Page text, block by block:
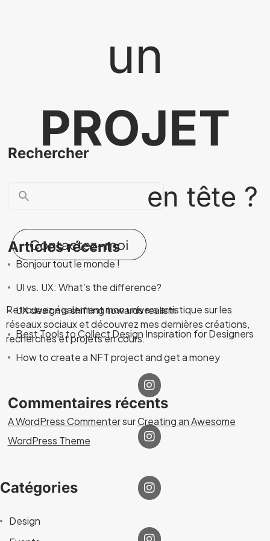
Rechercher
Articles récents
Bonjour tout le monde !
UI vs. UX: What’s the difference?
UX design is shifting towards realism
Best Tools to Collect Design Inspiration for Designers
How to create a NFT project and get a money
Commentaires récents
A WordPress CommentersurCreating an Awesome
WordPress Theme
Catégories
Design
un
PROJET
en tête ?
Contactez-moi
Retrouvez également mon univers artistique sur les
réseaux sociaux et découvrez mes dernières créations,
recherches et projets en cours.